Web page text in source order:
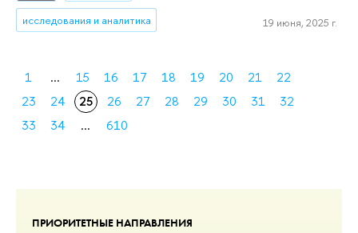
ПРИОРИТЕТНЫЕ НАПРАВЛЕНИЯ
исследования и аналитика 19 июня, 2025 г.
1 ... 15 16 17 18 19 20 21
22
23
24 25 26 27 28 29 30 31
32
33
34 ... 610